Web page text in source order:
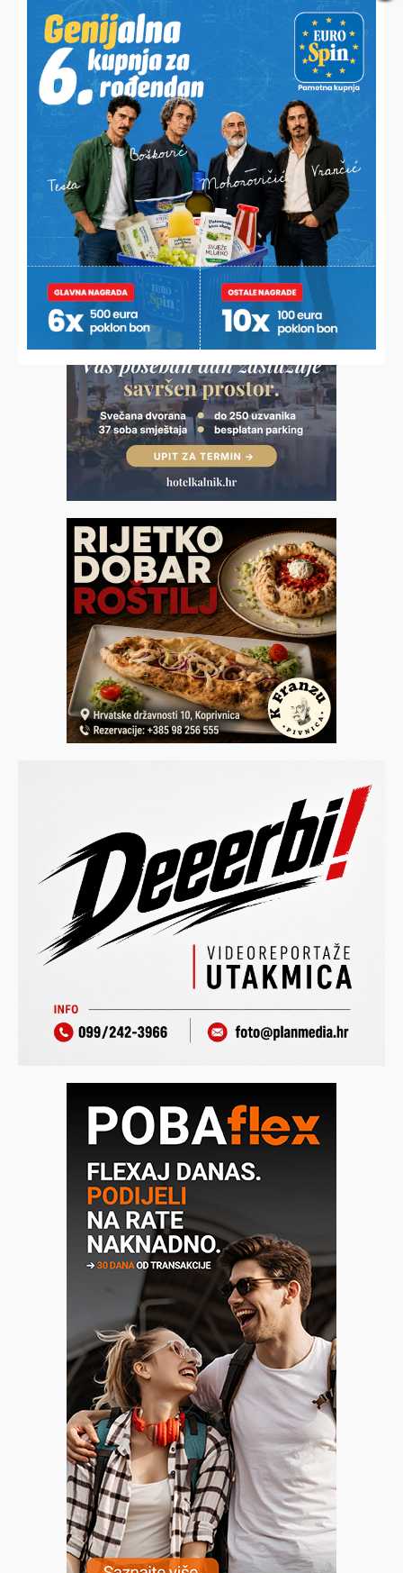
OD RADA I TRUDA OSTALE SU SAMO PUNE NJIVE
Nitko ne želi otkupiti Josipovih 5.000 klipova kukuruza
šećerca pa ih sada besplatno dijeli
IGNORIRAO UPOZORENJA VATROGASACA
Palio stari trosjed pa zapalio susjedov pašnjak